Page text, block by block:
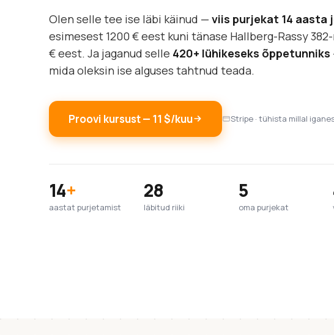
Olen selle tee ise läbi käinud — viis purjekat 14 aasta
esimesest 1200 € eest kuni tänase Hallberg-Rassy
€ eest. Ja jaganud selle 420+ lühikeseks õppetunniks
mida oleksin ise alguses tahtnud teada.
Proovi kursust — 11 $/kuu Stripe · tühista millal
14+
aastat purjetamist
28
läbitud riiki
5
oma purjekat